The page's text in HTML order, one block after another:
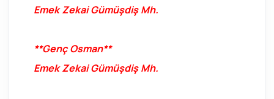
Emek Zekai Gümüşdiş Mh.
**Genç Osman**
Emek Zekai Gümüşdiş Mh.